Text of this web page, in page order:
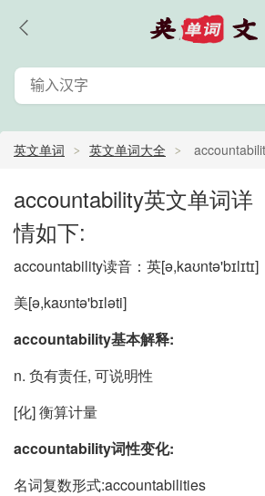
英文单词 英文单词大全
_accountability怎么读_accountability的中
accountability英文单词详
情如下:
accountability读音：英[ə,kaʊntə'bɪlɪtɪ]
美[ə,kaʊntə'bɪləti]
accountability基本解释:
n. 负有责任, 可说明性
[化] 衡算计量
accountability词性变化:
名词复数形式:accountabilities